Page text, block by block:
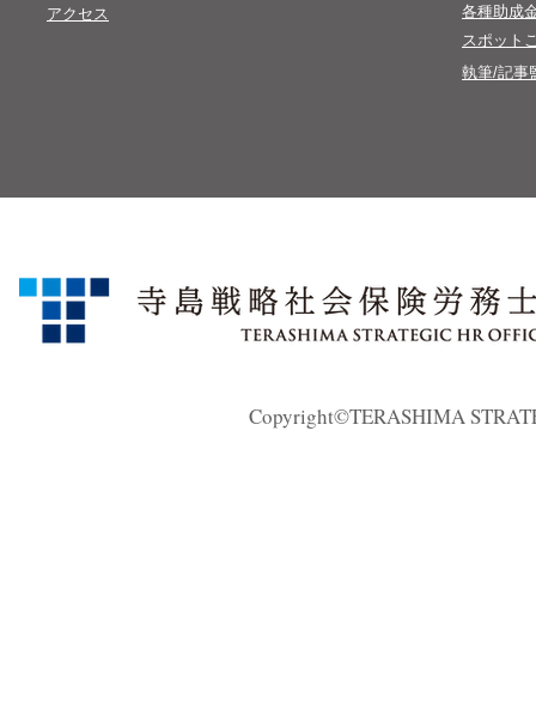
アクセス
各種助成
スポット
執筆/記事
Copyright©TERASHIMA